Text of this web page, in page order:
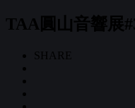
TAA圓山音響展
SHARE